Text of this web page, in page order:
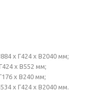
x Г424 x В2040 мм;
x В552 мм;
x В240 мм;
x Г424 x В2040 мм.